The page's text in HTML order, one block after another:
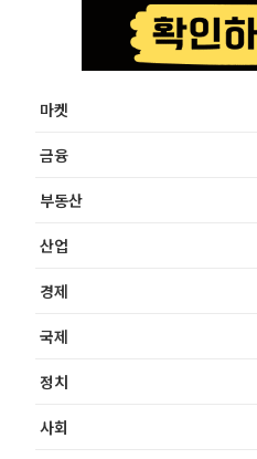
마켓
금융
부동산
산업
경제
국제
정치
사회